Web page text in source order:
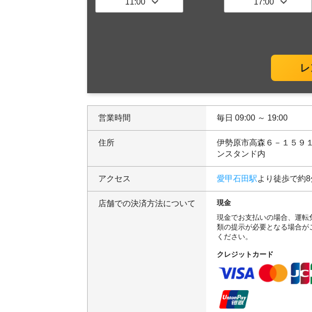
営業時間 毎日 09:00 ～ 19:00
住所
伊勢原市高森６－１５９
ンスタンド内
アクセス 愛甲石田駅より徒歩で約8
店舗での決済方法について
現金
現金でお支払いの場合、運
類の提示が必要となる場合が
ください。
クレジットカード